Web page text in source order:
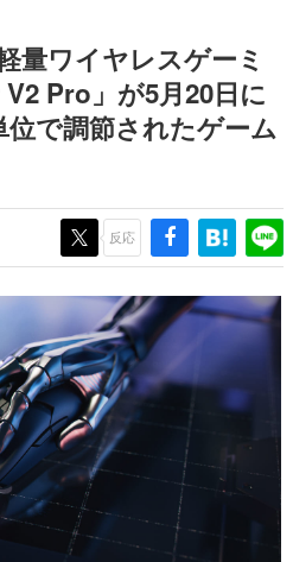
を受けた作家さんに取材し、ゲームが
産業やカルチャーに与えた影響を探る企
ーム産業史
ーム史における主要なトピック・タイト
、開発者へのインタビューや識者による
の歴史が一望できる決定版！
ンと箸』等で知られるマンガ家・田中圭
業界レポートマンガです。
面白い？
氏がゲームの魅力を画面や操作の
明かしていく、硬派で骨太な評論連載
た日本語
」「ラスボス」… ゲームにまつわる言葉
遷を、コンピューター文化史研究家・タ
査。
量ワイヤレスゲーミ
Pro」が5月20日に
で調節されたゲーム
反応